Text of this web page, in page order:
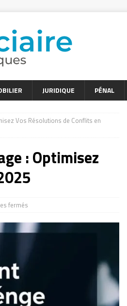
JURIDIQUE PÉNAL
Vos Résolutions de Conflits en
: Optimisez
fermés